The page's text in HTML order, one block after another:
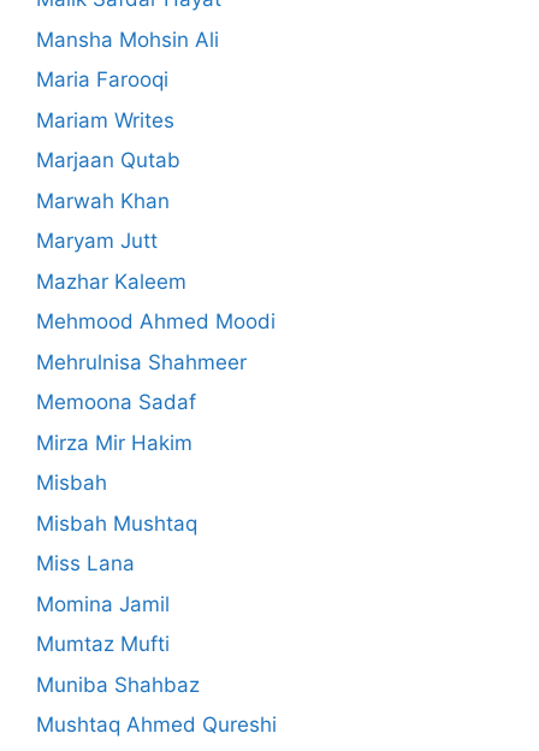
Mansha Mohsin Ali
Maria Farooqi
Mariam Writes
Marjaan Qutab
Marwah Khan
Maryam Jutt
Mazhar Kaleem
Mehmood Ahmed Moodi
Mehrulnisa Shahmeer
Memoona Sadaf
Mirza Mir Hakim
Misbah
Misbah Mushtaq
Miss Lana
Momina Jamil
Mumtaz Mufti
Muniba Shahbaz
Mushtaq Ahmed Qureshi